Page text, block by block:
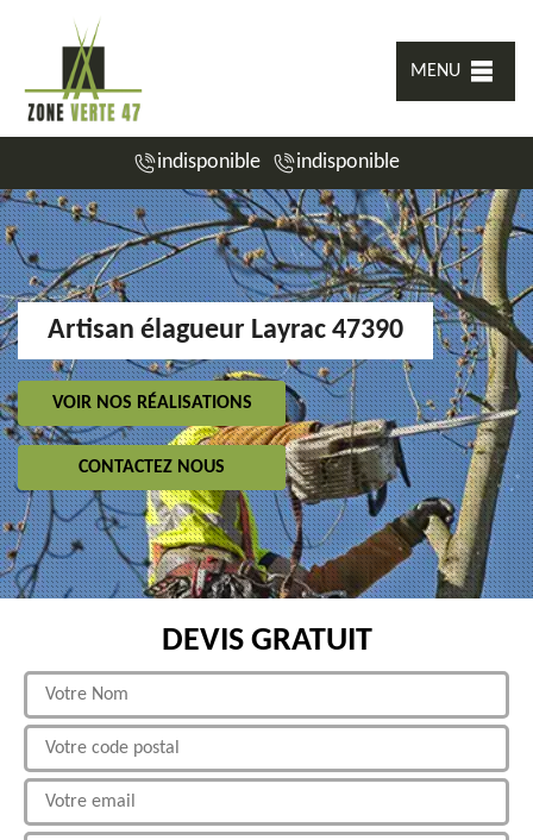
MENU
indisponible indisponible
Artisan élagueur Layrac 47390
VOIR NOS RÉALISATIONS
CONTACTEZ NOUS
DEVIS GRATUIT